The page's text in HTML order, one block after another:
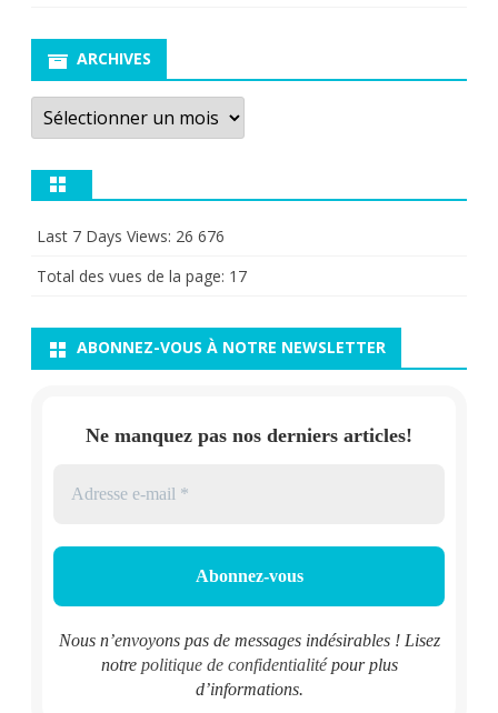
ARCHIVES
Archives
Last 7 Days Views: 26 676
Total des vues de la page: 17
ABONNEZ-VOUS À NOTRE NEWSLETTER
Ne manquez pas nos derniers articles!
Nous n’envoyons pas de messages indésirables ! Lisez
notre politique de confidentialitépour plus
d’informations.